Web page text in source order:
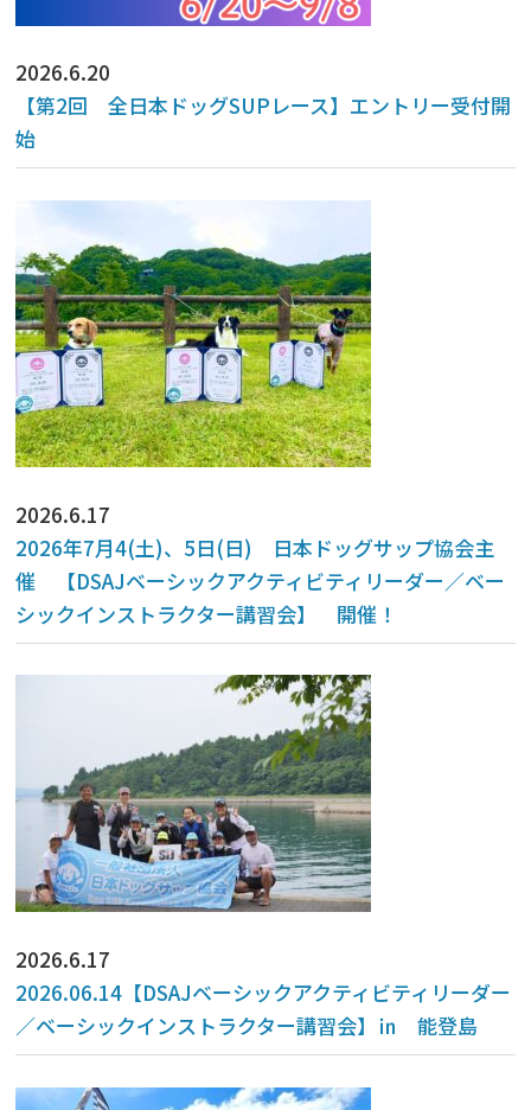
2026.6.20
【第2回 全日本ドッグSUPレース】エントリー受付開
始
2026.6.17
2026年7月4(土)、5日(日) 日本ドッグサップ協会主
催 【DSAJベーシックアクティビティリーダー／ベー
シックインストラクター講習会】 開催！
2026.6.17
2026.06.14【DSAJベーシックアクティビティリーダー
／ベーシックインストラクター講習会】㏌ 能登島